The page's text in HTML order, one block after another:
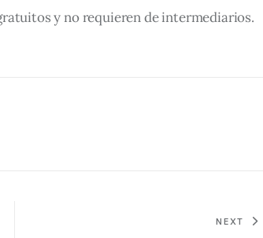
y no requieren de intermediarios.
NEXT